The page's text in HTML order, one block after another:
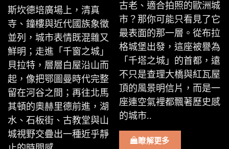
斯坎德培廣場上，清真
寺、鐘樓與近代國族象徵
並列，城市表情既混雜又
鮮明；走進「千窗之城」
貝拉特，層層白屋沿山而
起，像把鄂圖曼時代完整
留在河谷之間；再往北馬
其頓的奧赫里德前進，湖
水、石板街、古教堂與山
城視野交疊出一種近乎靜
古老、適合拍照的歐洲城
市？那你可能只看見了它
最表面的那一層。從布拉
格城堡出發，這座被譽為
「千塔之城」的首都，遠
不只是查理大橋與紅瓦屋
頂的風景明信片，而是一
座連空氣裡都飄著歷史感
的城市..
瞭解更多